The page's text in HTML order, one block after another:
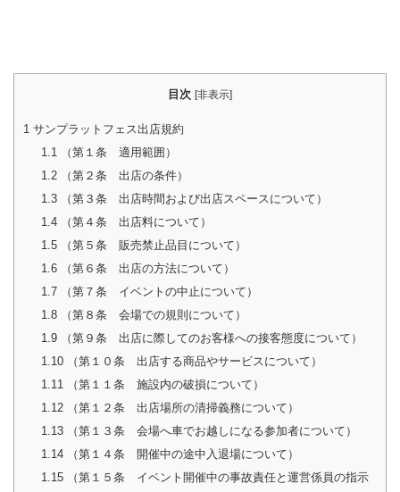
目次 [非表示]
1 サンプラットフェス出店規約
1.1（第１条 適用範囲）
1.2（第２条 出店の条件）
1.3（第３条 出店時間および出店スペースについて）
1.4（第４条 出店料について）
1.5（第５条 販売禁止品目について）
1.6（第６条 出店の方法について）
1.7（第７条 イベントの中止について）
1.8（第８条 会場での規則について）
1.9（第９条 出店に際してのお客様への接客態度について）
1.10（第１０条 出店する商品やサービスについて）
1.11（第１１条 施設内の破損について）
1.12（第１２条 出店場所の清掃義務について）
1.13（第１３条 会場へ車でお越しになる参加者について）
1.14（第１４条 開催中の途中入退場について）
1.15（第１５条 イベント開催中の事故責任と運営係員の指示